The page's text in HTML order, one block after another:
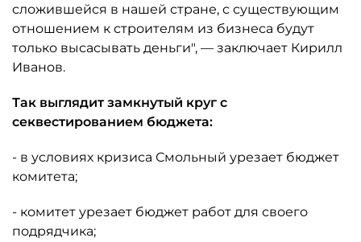
сложившейся в нашей стране, с существующим
отношением к строителям из бизнеса будут
только высасывать деньги", — заключает Кирилл
Иванов.
Так выглядит замкнутый круг с
секвестированием бюджета:
- в условиях кризиса Смольный урезает бюджет
комитета;
- комитет урезает бюджет работ для своего
подрядчика;